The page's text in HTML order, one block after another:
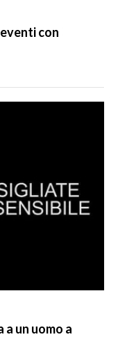
con
a un uomo a